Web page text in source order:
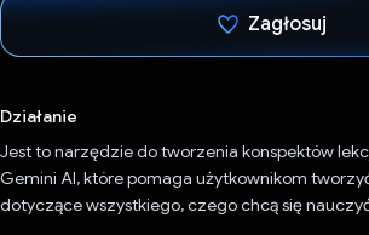
Zagłosuj
Działanie
Jest to narzędzie do tworzenia konspektów
Gemini AI, które pomaga użytkownikom
dotyczące wszystkiego, czego chcą się